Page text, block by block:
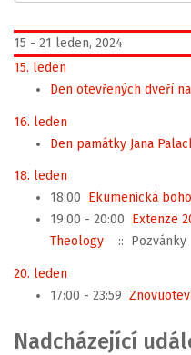
15 - 21 leden, 2024
15. leden
Den otevřených dveří na
16. leden
Den památky Jana
18. leden
18:00 Ekumenická
19:00 - 20:00 Extenze
Theology
:: Pozvánky
20. leden
17:00 - 23:59
Nadcházející